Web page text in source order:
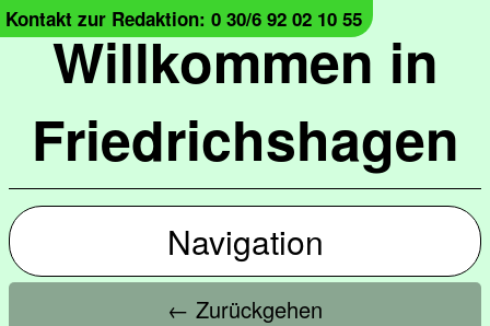
Willkommen in
Friedrichshagen
Kontakt zur Redaktion: 0 30/6 92 02 10 55
Navigation
← Zurückgehen